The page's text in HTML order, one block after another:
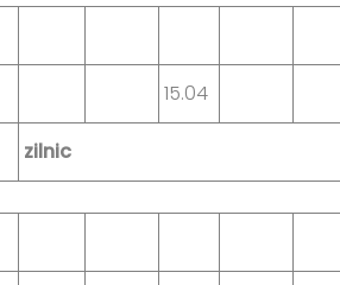
15.04
zilnic